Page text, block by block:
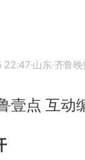
22:47·山东·齐鲁晚
壹点 互动